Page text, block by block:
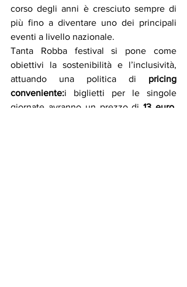
corso degli anni è cresciuto sempre di
più fino a diventare uno dei principali
eventi a livello nazionale.
Tanta Robba festival si pone come
obiettivi la sostenibilità e l’inclusività,
attuando una politica di pricing
conveniente:i biglietti per le singole
giornate avranno un prezzo di 13 euro